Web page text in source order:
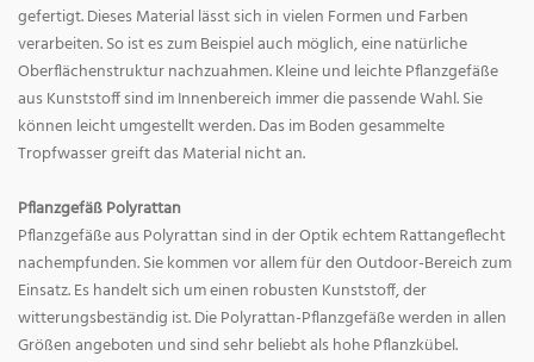
gefertigt. Dieses Material lässt sich in vielen Formen und Farben
verarbeiten. So ist es zum Beispiel auch möglich, eine natürliche
Oberflächenstruktur nachzuahmen. Kleine und leichte Pflanzgefäße
aus Kunststoff sind im Innenbereich immer die passende Wahl. Sie
können leicht umgestellt werden. Das im Boden gesammelte
Tropfwasser greift das Material nicht an.
Pflanzgefäß Polyrattan
Pflanzgefäße aus Polyrattan sind in der Optik echtem Rattangeflecht
nachempfunden. Sie kommen vor allem für den Outdoor-Bereich zum
Einsatz. Es handelt sich um einen robusten Kunststoff, der
witterungsbeständig ist. Die Polyrattan-Pflanzgefäße werden in allen
Größen angeboten und sind sehr beliebt als hohe Pflanzkübel.